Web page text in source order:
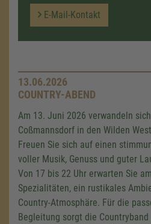
E-Mail-Kontakt
13.06.2026
COUNTRY-ABEND
Am 13. Juni 2026 verwandeln
Coßmannsdorf in den Wilden
Freuen Sie sich auf einen
voller Musik, Genuss und guter
Von 17 bis 22 Uhr erwarten Sie
Spezialitäten, ein rustikales
Country-Atmosphäre. Für die
Begleitung sorgt die